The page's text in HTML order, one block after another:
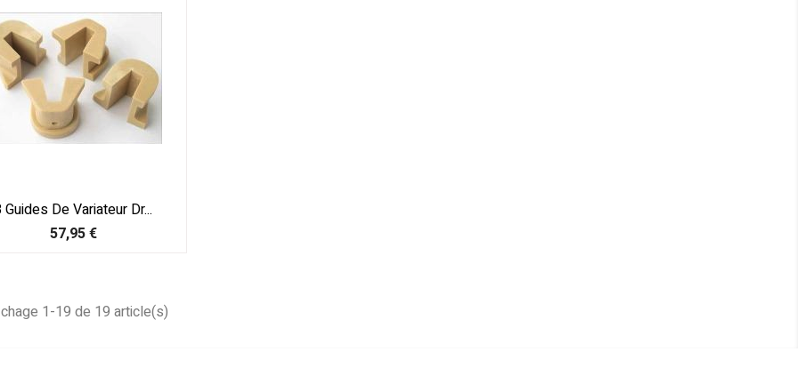
Guides De Variateur Dr...
Prix
57,95 €
1-19 de 19 article(s)